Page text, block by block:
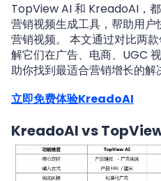
TopView AI 和 KreadoAI，
营销视频生成工具，帮助用
营销视频。 本文通过对比两
解它们在广告、电商、UGC
助你找到最适合营销增长的解
立即免费体验KreadoAI
KreadoAI vs